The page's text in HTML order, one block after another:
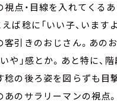
視点・目線を入れてくる
ば稔に「いい子、います
客引きのおじさん。あの
や」感とか。あと特に、
稔の後ろ姿を図らずも目
あのサラリーマンの視点